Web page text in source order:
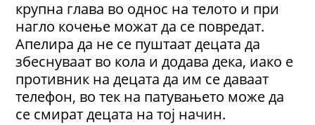
крупна глава во однос на телото и при
нагло кочење можат да се повредат.
Апелира да не се пуштаат децата да
збеснуваат во кола и додава дека, иако е
противник на децата да им се даваат
телефон, во тек на патувањето може да
се смират децата на тој начин.